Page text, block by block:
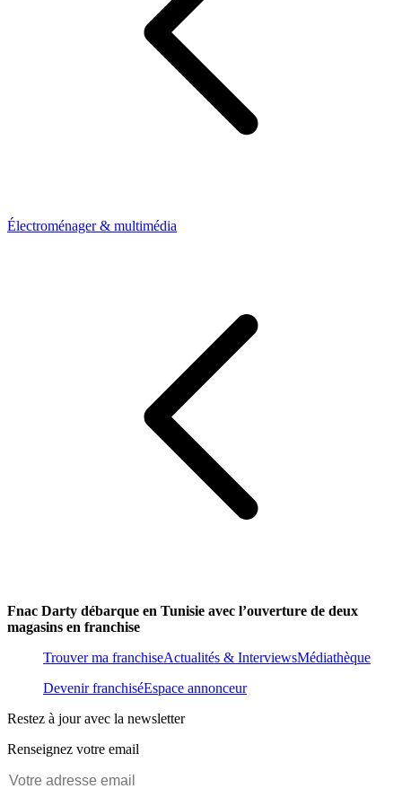
Électroménager & multimédia
Fnac Darty débarque en Tunisie avec l’ouverture de deux
magasins en franchise
Trouver ma franchiseActualités & InterviewsMédiathèque
Devenir franchiséEspace annonceur
Restez à jour avec la newsletter
Renseignez votre email